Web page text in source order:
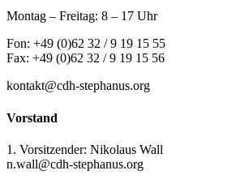
Montag – Freitag: 8 – 17 Uhr
Fon: +49 (0)62 32 / 9 19 15 55
Fax: +49 (0)62 32 / 9 19 15 56
kontakt@cdh-stephanus.org
Vorstand
1. Vorsitzender: Nikolaus Wall
n.wall@cdh-stephanus.org